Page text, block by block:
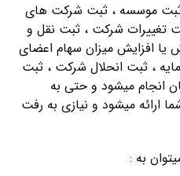
ثبت موسسه ، ثبت شرکت های
تغییرات شرکت ، ثبت نقل و
افزایش میزان سهام اعضای
، ثبت انحلال شرکت ، ثبت
انجام میشود و حتی به
ارائه میشود و نیازی به رفت
به :